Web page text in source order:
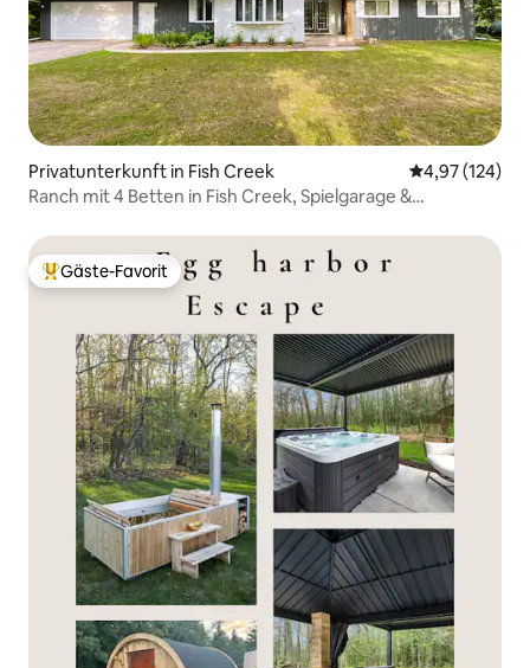
Privatunterkunft in Fish Creek
4,97 (124)
Ranch mit 4 Betten in Fish Creek, Spielgarage &
Beliebter Gäste-Favorit.
Gäste-Favorit